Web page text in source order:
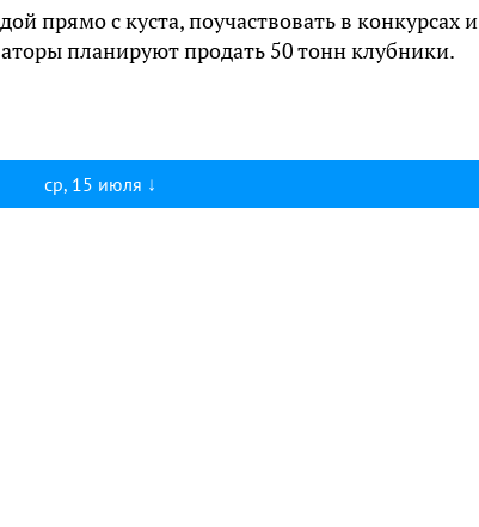
прямо с куста, поучаствовать в конкурсах и
планируют продать 50 тонн клубники.
ср, 15 июля